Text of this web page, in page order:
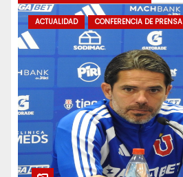
ACTUALIDAD CONFERENCIA DE PRENSA